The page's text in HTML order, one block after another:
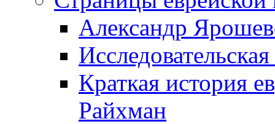
Александр
Краткая история
Райхман